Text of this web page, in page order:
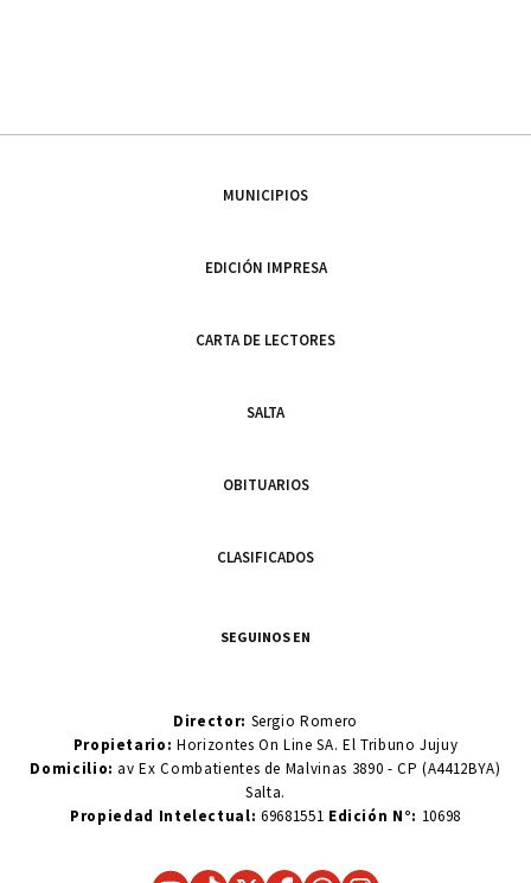
MUNICIPIOS
EDICIÓN IMPRESA
CARTA DE LECTORES
SALTA
OBITUARIOS
CLASIFICADOS
SEGUINOS EN
Director: Sergio Romero
Propietario:Horizontes On Line SA. El Tribuno Jujuy
Domicilio: av Ex Combatientes de Malvinas 3890 - CP (A4412BYA)
Salta.
Propiedad Intelectual: 69681551 Edición N°: 10698